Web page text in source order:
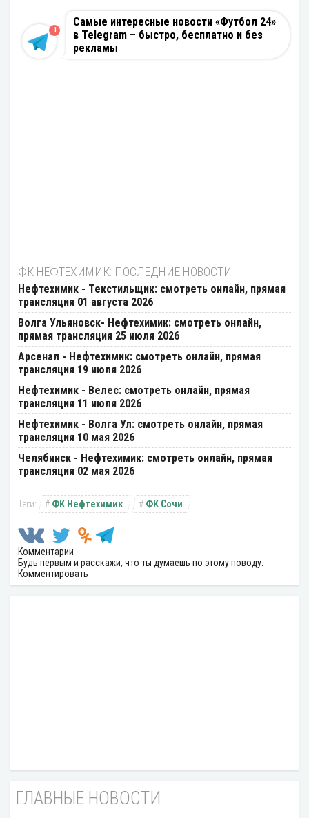
Самые интересные новости «Футбол 24»
в Telegram – быстро, бесплатно и без
рекламы
1
ФК НЕФТЕХИМИК: ПОСЛЕДНИЕ НОВОСТИ
Нефтехимик - Текстильщик: смотреть онлайн, прямая
трансляция 01 августа 2026
Волга Ульяновск- Нефтехимик: смотреть онлайн,
прямая трансляция 25 июля 2026
Арсенал - Нефтехимик: смотреть онлайн, прямая
трансляция 19 июля 2026
Нефтехимик - Велес: смотреть онлайн, прямая
трансляция 11 июля 2026
Нефтехимик - Волга Ул: смотреть онлайн, прямая
трансляция 10 мая 2026
Челябинск - Нефтехимик: смотреть онлайн, прямая
трансляция 02 мая 2026
ФК Нефтехимик ФК Сочи
Комментарии
Будь первым и расскажи, что ты думаешь по этому поводу.
Комментировать
ГЛАВНЫЕ НОВОСТИ